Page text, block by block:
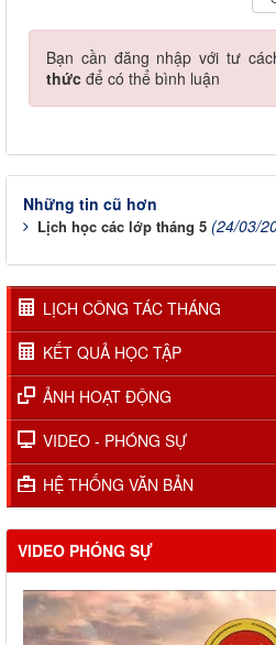
Bạn cần đăng nhập với tư
thức để có thể bình luận
Những tin cũ hơn
Lịch học các lớp tháng 5 (24/03/
LỊCH CÔNG TÁC THÁNG
KẾT QUẢ HỌC TẬP
ẢNH HOẠT ĐỘNG
VIDEO - PHÓNG SỰ
HỆ THỐNG VĂN BẢN
VIDEO PHÓNG SỰ